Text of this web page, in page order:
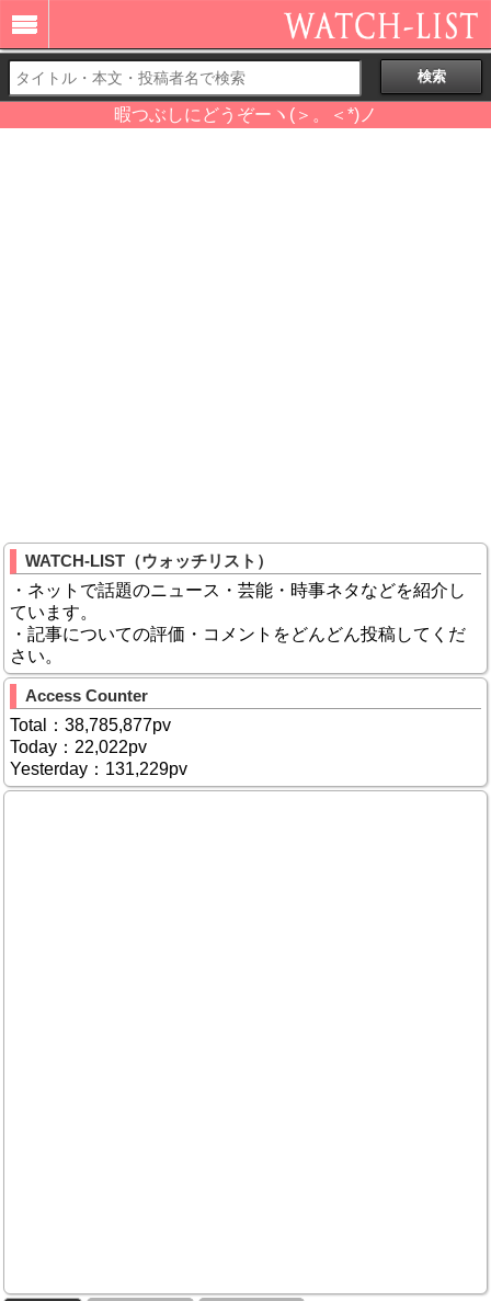
暇つぶしにどうぞーヽ(＞。＜*)ノ
WATCH-LIST（ウォッチリスト）
・ネットで話題のニュース・芸能・時事ネタなどを紹介し
ています。
・記事についての評価・コメントをどんどん投稿してくだ
さい。
Access Counter
Total：38,785,877pv
Today：22,022pv
Yesterday：131,229pv